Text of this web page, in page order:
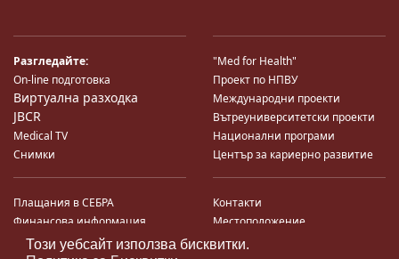
Този уебсайт използва бисквитки.
Разгледайте:
On-line подготовка
Виртуална разходка
JBCR
Medical TV
Снимки
"Med for Health"
Проект по НПВУ
Международни проекти
Вътреуниверситетски проекти
Национални програми
Център за кариерно развитие
Плащания в СЕБРА
Финансова информация
Система за финансово упр-е и
Контакти
Местоположение
Карта на сайта